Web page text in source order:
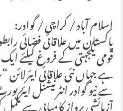
اسلام آباد / کراچی / گوادر:
پاکستان میں علاقائی فضائی
قومی یکجہتی کے فروغ کیلئے
ہے جہاں نئی علاقائی
سے نیو گوادر انٹرنیشنل